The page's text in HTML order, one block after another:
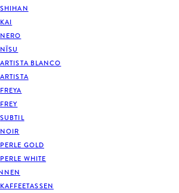
SHIHAN
KAI
NERO
NĪSU
ARTISTA BLANCO
ARTISTA
FREYA
FREY
SUBTIL
NOIR
PERLE GOLD
PERLE WHITE